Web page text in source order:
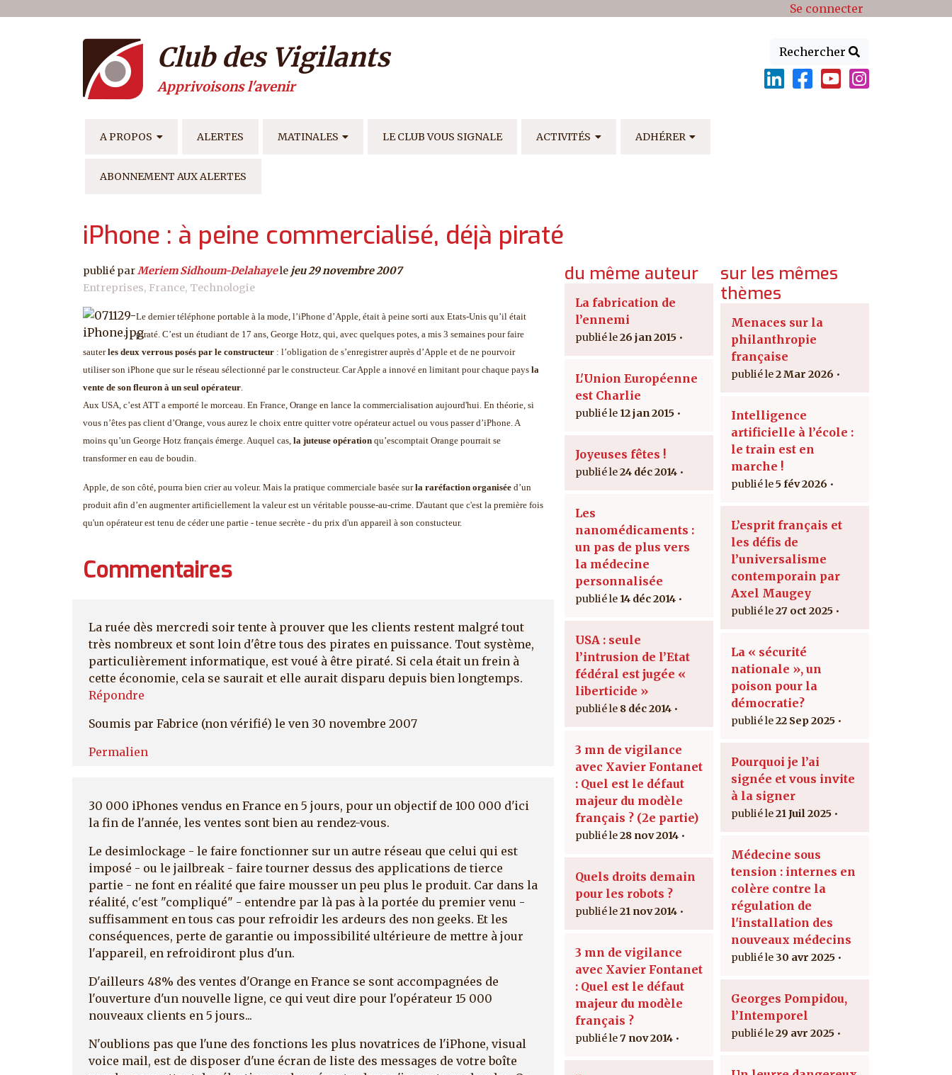
Menu du compte de l'utilisateur Se connecter
Rechercher
Club des Vigilants
Apprivoisons l'avenir
NAVIGATION PRINCIPALE
A PROPOS ALERTES MATINALES LE CLUB VOUS SIGNALE ACTIVITÉS ADHÉRER
ABONNEMENT AUX ALERTES
iPhone : à peine commercialisé, déjà piraté
publié par Meriem Sidhoum-Delahayele jeu 29 novembre 2007
Entreprises France Technologie
Le dernier téléphone portable à la mode, l’iPhone d’Apple, était à peine sorti aux Etats-Unis qu’il était
piraté. C’est un étudiant de 17 ans, George Hotz, qui, avec quelques potes, a mis 3 semaines pour faire
sauterles deux verrous posés par le constructeur : l’obligation de s’enregistrer auprès d’Apple et de ne pourvoir
utiliser son iPhone que sur le réseau sélectionné par le constructeur. Car Apple a innové en limitant pour chaque pays la
vente de son fleuron à un seul opérateur
Aux USA, c’est ATT a emporté le morceau. En France, Orange en lance la commercialisation aujourd'hui. En théorie, si
vous n’êtes pas client d’Orange, vous aurez le choix entre quitter votre opérateur actuel ou vous passer d’iPhone. A
moins qu’un George Hotz français émerge. Auquel cas, la juteuse opération qu’escomptait Orange pourrait se
transformer en eau de boudin.
Apple, de son côté, pourra bien crier au voleur. Mais la pratique commerciale basée surla raréfaction organisée d’un
produit afin d’en augmenter artificiellement la valeur est un véritable pousse-au-crime. D'autant que c'est la première fois
qu'un opérateur est tenu de céder une partie - tenue secrète - du prix d'un appareil à son constucteur.
Commentaires
La ruée dès mercredi soir tente à prouver que les clients restent malgré tout
très nombreux et sont loin d'être tous des pirates en puissance. Tout système,
particulièrement informatique, est voué à être piraté. Si cela était un frein à
cette économie, cela se saurait et elle aurait disparu depuis bien longtemps.
Répondre
Soumis par Fabrice (non vérifié) le ven 30 novembre 2007
Permalien
30 000 iPhones vendus en France en 5 jours, pour un objectif de 100 000 d'ici
la fin de l'année, les ventes sont bien au rendez-vous.
Le desimlockage - le faire fonctionner sur un autre réseau que celui qui est
imposé - ou le jailbreak - faire tourner dessus des applications de tierce
partie - ne font en réalité que faire mousser un peu plus le produit. Car dans la
réalité, c'est "compliqué" - entendre par là pas à la portée du premier venu -
suffisamment en tous cas pour refroidir les ardeurs des non geeks. Et les
conséquences, perte de garantie ou impossibilité ultérieure de mettre à jour
l'appareil, en refroidiront plus d'un.
D'ailleurs 48% des ventes d'Orange en France se sont accompagnées de
l'ouverture d'un nouvelle ligne, ce qui veut dire pour l'opérateur 15 000
nouveaux clients en 5 jours...
N'oublions pas que l'une des fonctions les plus novatrices de l'iPhone, visual
voice mail, est de disposer d'une écran de liste des messages de votre boîte
du même auteur
La fabrication de
l’ennemi
26 jan 2015
L'Union Européenne
est Charlie
12 jan 2015
Joyeuses fêtes !
24 déc 2014
Les
nanomédicaments :
un pas de plus vers
la médecine
personnalisée
14 déc 2014
USA : seule
l’intrusion de l’Etat
fédéral est jugée «
liberticide »
8 déc 2014
3 mn de vigilance
avec Xavier Fontanet
: Quel est le défaut
majeur du modèle
français ? (2e partie)
28 nov 2014
Quels droits demain
pour les robots ?
21 nov 2014
3 mn de vigilance
avec Xavier Fontanet
: Quel est le défaut
majeur du modèle
français ?
7 nov 2014
sur les mêmes
thèmes
Menaces sur la
philanthropie
française
2 Mar 2026
Intelligence
artificielle à l’école :
le train est en
marche !
5 fév 2026
L’esprit français et
les défis de
l’universalisme
contemporain par
Axel Maugey
27 oct 2025
La « sécurité
nationale », un
poison pour la
démocratie?
22 Sep 2025
Pourquoi je l’ai
signée et vous invite
à la signer
21 Juil 2025
Médecine sous
tension : internes en
colère contre la
régulation de
l'installation des
nouveaux médecins
30 avr 2025
Georges Pompidou,
l’Intemporel
29 avr 2025